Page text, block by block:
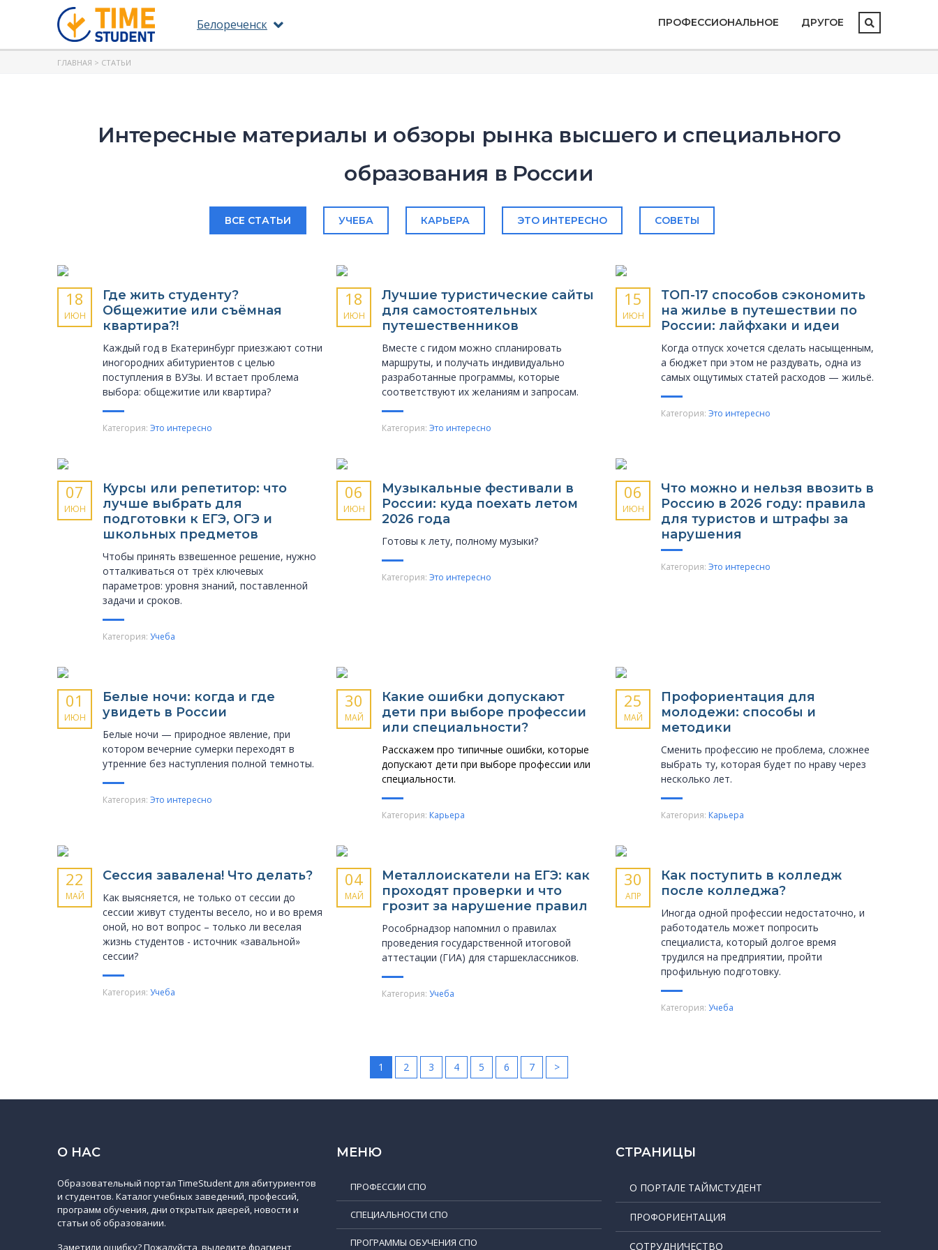
Белореченск ПРОФЕССИОНАЛЬНОЕ ДРУГОЕ
ГЛАВНАЯ > СТАТЬИ
Интересные материалы и обзоры рынка высшего и специального
образования в России
ВСЕ СТАТЬИ УЧЕБА КАРЬЕРА ЭТО ИНТЕРЕСНО СОВЕТЫ
18
ИЮН
Где жить студенту?
Общежитие или съёмная
квартира?!
Каждый год в Екатеринбург приезжают сотни
иногородних абитуриентов с целью
поступления в ВУЗы. И встает проблема
выбора: общежитие или квартира?
Категория: Это интересно
18
ИЮН
Лучшие туристические сайты
для самостоятельных
путешественников
Вместе с гидом можно спланировать
маршруты, и получать индивидуально
разработанные программы, которые
соответствуют их желаниям и запросам.
Категория: Это интересно
15
ИЮН
ТОП-17 способов сэкономить
на жилье в путешествии по
России: лайфхаки и идеи
Когда отпуск хочется сделать насыщенным,
а бюджет при этом не раздувать, одна из
самых ощутимых статей расходов — жильё.
Категория: Это интересно
07
ИЮН
Курсы или репетитор: что
лучше выбрать для
подготовки к ЕГЭ, ОГЭ и
школьных предметов
Чтобы принять взвешенное решение, нужно
отталкиваться от трёх ключевых
параметров: уровня знаний, поставленной
задачи и сроков.
Категория: Учеба
06
ИЮН
Музыкальные фести­вали в
России: куда поехать летом
2026 года
Готовы к лету, полному музыки?
Категория: Это интересно
06
ИЮН
Что можно и нельзя ввозить в
Россию в 2026 году: правила
для туристов и штрафы за
нарушения
Категория: Это интересно
01
ИЮН
Белые ночи: когда и где
увидеть в России
Белые ночи — природное явление, при
котором вечерние сумерки переходят в
утренние без наступления полной темноты.
Категория: Это интересно
30
МАЙ
Какие ошибки допускают
дети при выборе профессии
или специальности?
Расскажем про типичные ошибки, которые
допускают дети при выборе профессии или
специальности.
Категория: Карьера
25
МАЙ
Профориентация для
молодежи: способы и
методики
Сменить профессию не проблема, сложнее
выбрать ту, которая будет по нраву через
несколько лет.
Категория: Карьера
22
МАЙ
Сессия завалена! Что делать?
Как выясняется, не только от сессии до
сессии живут студенты весело, но и во время
оной, но вот вопрос – только ли веселая
жизнь студентов - источник «завальной»
сессии?
Категория: Учеба
04
МАЙ
Металлоискатели на ЕГЭ: как
проходят проверки и что
грозит за нарушение правил
Рособрнадзор напомнил о правилах
проведения государственной итоговой
аттестации (ГИА) для старшеклассников.
Категория: Учеба
30
АПР
Как поступить в колледж
после колледжа?
Иногда одной профессии недостаточно, и
работодатель может попросить
специалиста, который долгое время
трудился на предприятии, пройти
профильную подготовку.
Категория: Учеба
1 2 3 4 5 6 7 >
О НАС
Образовательный портал TimeStudent для абитуриентов
и студентов. Каталог учебных заведений, профессий,
программ обучения, дни открытых дверей, новости и
статьи об образовании.
Заметили ошибку? Пожалуйста, выделите фрагмент
МЕНЮ
ПРОФЕССИИ СПО
СПЕЦИАЛЬНОСТИ СПО
ПРОГРАММЫ ОБУЧЕНИЯ СПО
СТРАНИЦЫ
О ПОРТАЛЕ ТАЙМСТУДЕНТ
ПРОФОРИЕНТАЦИЯ
СОТРУДНИЧЕСТВО